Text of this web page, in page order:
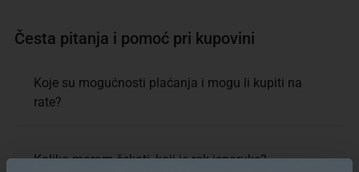
Česta pitanja i pomoć pri kupovini
Koje su mogućnosti plaćanja i mogu li kupiti na
rate?
Koliko moram čekati, koji je rok isporuke?